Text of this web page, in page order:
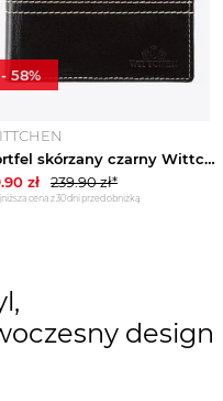
Portfel skórzany czarny Wittchen
zł 239.90zł*
cena z 30 dni przed obniżką
- 58%
design